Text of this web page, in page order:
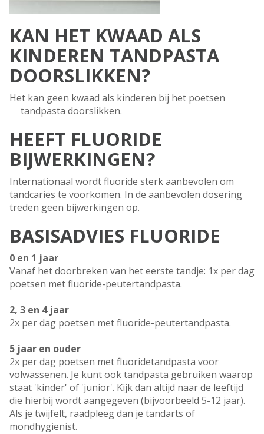
KAN HET KWAAD ALS
KINDEREN TANDPASTA
DOORSLIKKEN?
Het kan geen kwaad als kinderen bij het poetsen
tandpasta doorslikken.
HEEFT FLUORIDE
BIJWERKINGEN?
Internationaal wordt fluoride sterk aanbevolen om
tandcariës te voorkomen. In de aanbevolen dosering
treden geen bijwerkingen op.
BASISADVIES FLUORIDE
0 en 1 jaar
Vanaf het doorbreken van het eerste tandje: 1x per dag
poetsen met fluoride-peutertandpasta.
2, 3 en 4 jaar
2x per dag poetsen met fluoride-peutertandpasta.
5 jaar en ouder
2x per dag poetsen met fluoridetandpasta voor
volwassenen. Je kunt ook tandpasta gebruiken waarop
staat 'kinder' of 'junior'. Kijk dan altijd naar de leeftijd
die hierbij wordt aangegeven (bijvoorbeeld 5-12 jaar).
Als je twijfelt, raadpleeg dan je tandarts of
mondhygiënist.